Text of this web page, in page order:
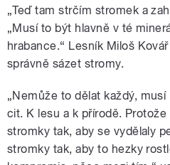
„Teď tam strčím stromek a
„Musí to být hlavně v té
hrabance.“ Lesník Miloš
správně sázet stromy.
„Nemůže to dělat každý,
cit. K lesu a k přírodě.
stromky tak, aby se vydělaly
stromky tak, aby to hezky